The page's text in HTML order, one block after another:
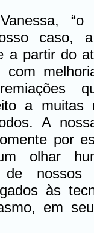
“o
caso,
a partir do
a muitas
A
por
olhar
de nossos
às
em